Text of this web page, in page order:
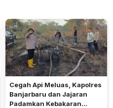
Cegah Api Meluas, Kapolres
Banjarbaru dan Jajaran
Padamkan Kebakaran